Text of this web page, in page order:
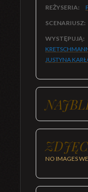
REŻYSERIA:
SCENARIUSZ:
WYSTĘPUJĄ:
JUSTYNA
NO IMAGES